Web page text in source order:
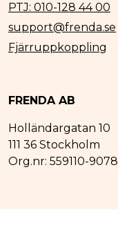
PTJ: 010-128 44 00
support@frenda.se
Fjärruppkoppling
FRENDA AB
Holländargatan 10
111 36 Stockholm
Org.nr: 559110-9078